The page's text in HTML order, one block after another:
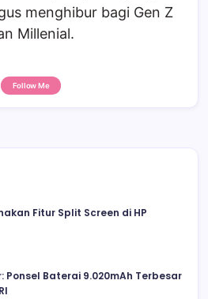
menghibur bagi Gen Z
Millenial.
Follow Me
Fitur Split Screen di HP
Ponsel Baterai 9.020mAh Terbesar